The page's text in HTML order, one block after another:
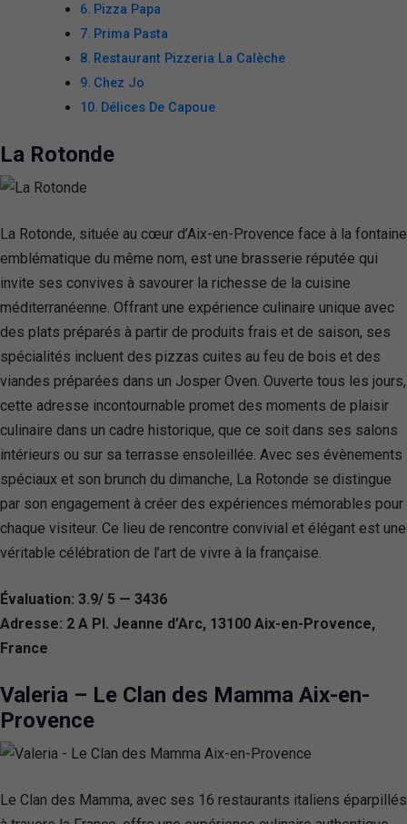
Pizza Papa
Prima Pasta
Restaurant Pizzeria La Calèche
Chez Jo
Délices De Capoue
La Rotonde
La Rotonde, située au cœur d’Aix-en-Provence face à la fontaine
emblématique du même nom, est une brasserie réputée qui
invite ses convives à savourer la richesse de la cuisine
méditerranéenne. Offrant une expérience culinaire unique avec
des plats préparés à partir de produits frais et de saison, ses
spécialités incluent des pizzas cuites au feu de bois et des
viandes préparées dans un Josper Oven. Ouverte tous les jours,
cette adresse incontournable promet des moments de plaisir
culinaire dans un cadre historique, que ce soit dans ses salons
intérieurs ou sur sa terrasse ensoleillée. Avec ses évènements
spéciaux et son brunch du dimanche, La Rotonde se distingue
par son engagement à créer des expériences mémorables pour
chaque visiteur. Ce lieu de rencontre convivial et élégant est une
véritable célébration de l’art de vivre à la française.
Évaluation: 3.9/ 5 — 3436
Adresse: 2 A Pl. Jeanne d’Arc, 13100 Aix-en-Provence,
France
Valeria – Le Clan des Mamma Aix-en-
Provence
Le Clan des Mamma, avec ses 16 restaurants italiens éparpillés